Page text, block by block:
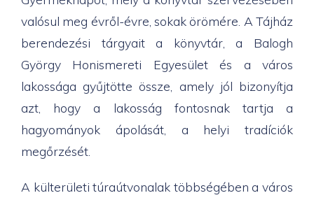
valósul meg évről-évre, sokak örömére. A Tájház
berendezési tárgyait a könyvtár, a Balogh
György Honismereti Egyesület és a város
lakossága gyűjtötte össze, amely jól bizonyítja
azt, hogy a lakosság fontosnak tartja a
hagyományok ápolását, a helyi tradíciók
megőrzését.
A külterületi túraútvonalak többségében a város